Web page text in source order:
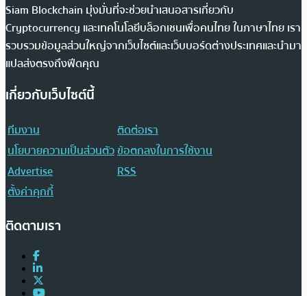
Siam Blockchain มุ่งมั่นที่จะช่วยนำเสนอสารเกี่ยวกับ
Cryptocurrency และเทคโนโลยีบล็อกเชนเพื่อคนไทย ในภาษาไทย เรา
รวบรวมข้อมูลส่วนใหญ่จากเว็บไซต์และเว็บบอร์ดต่างประเทศและนำมา
แปลส่งตรงถึงฟีดคุณ
เกี่ยวกับเว็บไซต์นี้
ทีมงาน
ติดต่อเรา
นโยบายความเป็นส่วนตัวข้อตกลงในการใช้งาน
Advertise
RSS
ตั้งค่าคุกกี้
ติดตามเรา